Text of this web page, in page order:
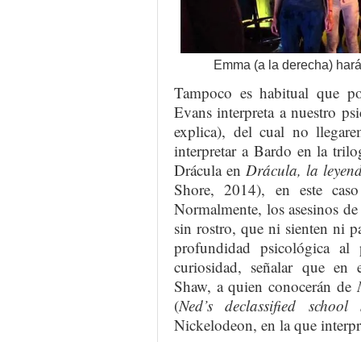
Emma (a la derecha)
Tampoco es habitual que
Evans interpreta a nuestro
explica), del cual no
interpretar a Bardo en la
Drácula en Drácula, la
Shore, 2014), en este
Normalmente, los asesinos
sin rostro, que ni sienten ni
profundidad psicológica al
curiosidad, señalar que en
Shaw, a quien conocerán de
(Ned’s declassified
Nickelodeon, en la que